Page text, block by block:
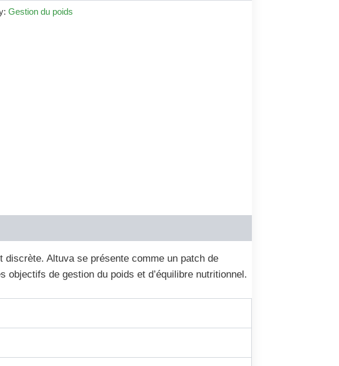
€49.00.€14.00.
Gestion du poids
Altuva se présente comme un patch de
de gestion du poids et d’équilibre nutritionnel.